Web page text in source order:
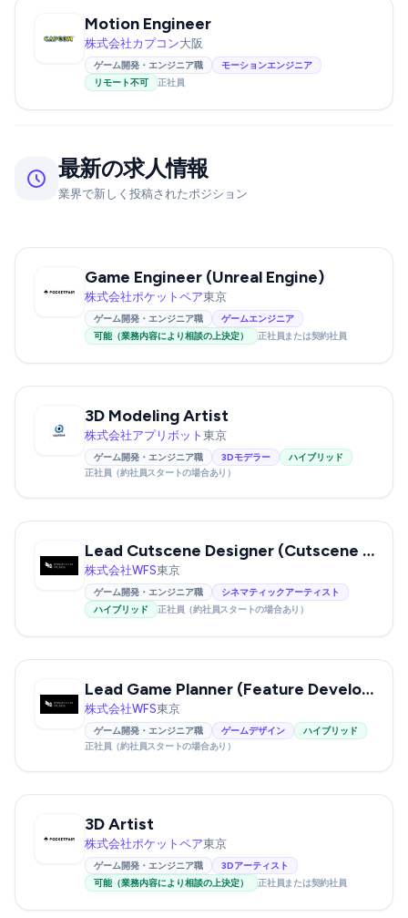
Motion Engineer
株式会社カプコン大阪
ゲーム開発・エンジニア職
モーションエンジニア
リモート不可
正社員
最新の求人情報
業界で新しく投稿されたポジション
Game Engineer (Unreal Engine)
株式会社ポケットペア東京
ゲーム開発・エンジニア職
ゲームエンジニア
可能（業務内容により相談の上決定）
正社員または契約社員
3D Modeling Artist
株式会社アプリボット 東京
ゲーム開発・エンジニア職 3Dモデラー
ハイブリッド
正社員（約社員スタートの場合あり）
Lead Cutscene Designer (Cutscene Director Candidate) – Heaven Burns Red
株式会社WFS東京
ゲーム開発・エンジニア職
シネマティックアーティスト
ハイブリッド
正社員（約社員スタートの場合あり）
Lead Game Planner (Feature Development) – New Game Project
株式会社WFS東京
ゲーム開発・エンジニア職 ゲームデザイン
ハイブリッド
正社員（約社員スタートの場合あり）
3D Artist
株式会社ポケットペア東京
ゲーム開発・エンジニア職
3Dアーティスト
可能（業務内容により相談の上決定）
正社員または契約社員